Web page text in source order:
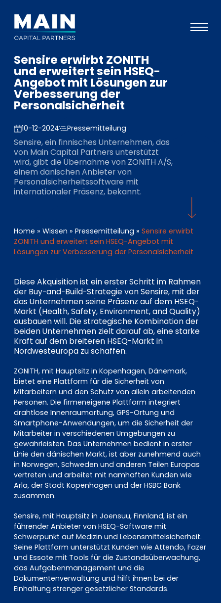
Portfolio
Ansatz
Wissen
Veranstaltungen
Investoren
ESG
Über uns
Pulse login
Sensire erwirbt ZONITH
und erweitert sein HSEQ-
Angebot mit Lösungen zur
Verbesserung der
Personalsicherheit
10-12-2024 Pressemitteilung
Sensire, ein finnisches Unternehmen, das
von Main Capital Partners unterstützt
wird, gibt die Übernahme von ZONITH A/S,
einem dänischen Anbieter von
Personalsicherheitssoftware mit
internationaler Präsenz, bekannt.
Home » Wissen » Pressemitteilung » Sensire erwirbt
ZONITH und erweitert sein HSEQ-Angebot mit
Lösungen zur Verbesserung der Personalsicherheit
Diese Akquisition ist ein erster Schritt im Rahmen
der Buy-and-Build-Strategie von Sensire, mit der
das Unternehmen seine Präsenz auf dem HSEQ-
Markt (Health, Safety, Environment, and Quality)
ausbauen will. Die strategische Kombination der
beiden Unternehmen zielt darauf ab, eine starke
Kraft auf dem breiteren HSEQ-Markt in
Nordwesteuropa zu schaffen.
ZONITH, mit Hauptsitz in Kopenhagen, Dänemark,
bietet eine Plattform für die Sicherheit von
Mitarbeitern und den Schutz von allein arbeitenden
Personen. Die firmeneigene Plattform integriert
drahtlose Innenraumortung, GPS-Ortung und
Smartphone-Anwendungen, um die Sicherheit der
Mitarbeiter in verschiedenen Umgebungen zu
gewährleisten. Das Unternehmen bedient in erster
Linie den dänischen Markt, ist aber zunehmend auch
in Norwegen, Schweden und anderen Teilen Europas
vertreten und arbeitet mit namhaften Kunden wie
Arla, der Stadt Kopenhagen und der HSBC Bank
zusammen.
Sensire, mit Hauptsitz in Joensuu, Finnland, ist ein
führender Anbieter von HSEQ-Software mit
Schwerpunkt auf Medizin und Lebensmittelsicherheit.
Seine Plattform unterstützt Kunden wie Attendo, Fazer
und Essote mit Tools für die Zustandsüberwachung,
das Aufgabenmanagement und die
Dokumentenverwaltung und hilft ihnen bei der
Einhaltung strenger gesetzlicher Standards.